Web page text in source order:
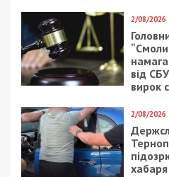
2/08/2026
від
вирок
2/08/2026